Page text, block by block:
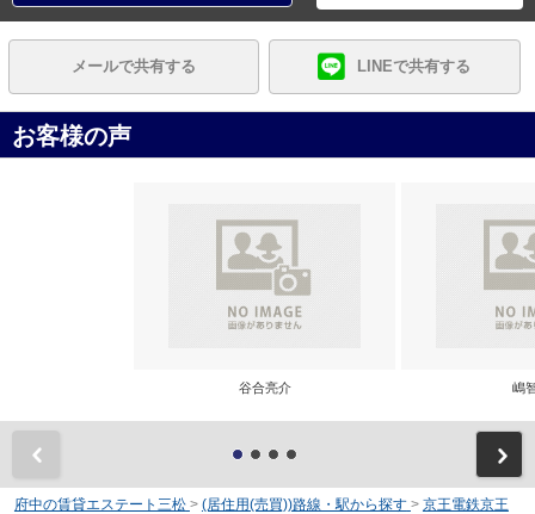
メールで共有する LINEで共有する
お客様の声
谷合亮介 嶋
府中の賃貸エステート三松 > (居住用(売買))路線・駅から探す > 京王電鉄京王